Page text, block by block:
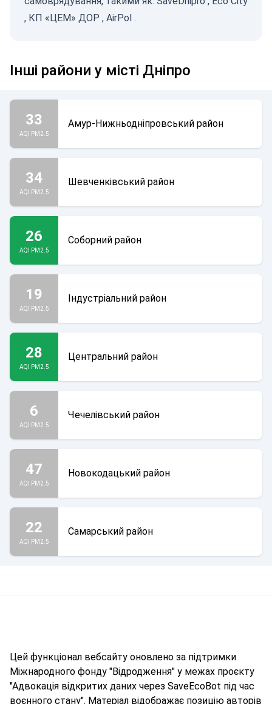
, КП «ЦЕМ» ДОР , AirPol .
Інші райони у місті Дніпро
33
AQI PM2.5
Амур-Нижньодніпровський район
34
AQI PM2.5
Шевченківський район
26
AQI PM2.5
Соборний район
19
AQI PM2.5
Індустріальний район
28
AQI PM2.5
Центральний район
6
AQI PM2.5
Чечелівський район
47
AQI PM2.5
Новокодацький район
22
AQI PM2.5
Самарський район
Цей функціонал вебсайту оновлено за підтримки
Міжнародного фонду "Відродження" у межах проєкту
"Адвокація відкритих даних через SaveEcoBot під час
воєнного стану". Матеріал відображає позицію авторів